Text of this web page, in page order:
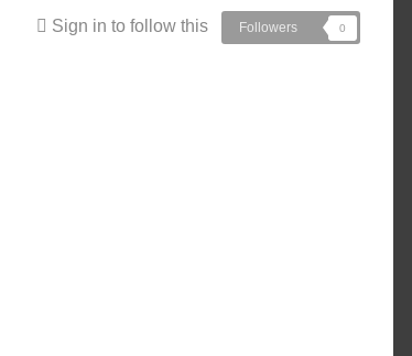
Sign in to follow this Followers 0